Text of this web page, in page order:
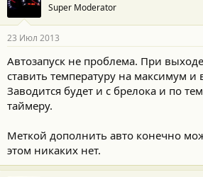
Super Moderator
23 Июл 2013
Автозапуск не проблема. При
ставить температуру на максимум и
Заводится будет и с брелока и по
таймеру.
Меткой дополнить авто конечно
этом никаких нет.